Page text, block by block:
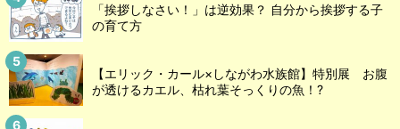
「挨拶しなさい！」は逆効果？ 自分から挨拶する子
の育て方
【エリック・カール×しながわ水族館】特別展 お腹
が透けるカエル、枯れ葉そっくりの魚！?